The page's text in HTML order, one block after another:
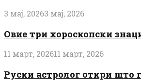
3 мај, 20263 мај, 2026
Овие три хороскопски
11 март, 202611 март, 2026
Руски астролог откри што